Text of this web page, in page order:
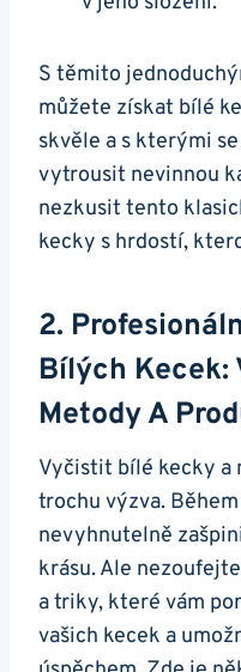
S těmito
můžete získat bílé
skvěle a s‍ kterými
vytrousit nevinnou
nezkusit tento
kecky s hrdostí,
2.
Bílých Kecek:
Metody A
Vyčistit‍ bílé kecky a
trochu výzva.
nevyhnutelně
krásu. Ale
a triky,‌ které vám
vašich kecek a⁢